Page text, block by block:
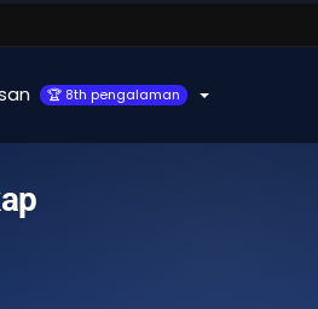
🏆 8th pengalaman